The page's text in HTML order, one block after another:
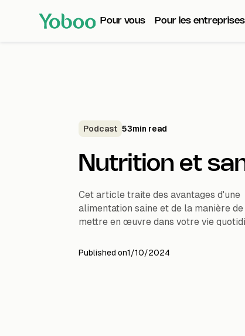
Pour vous Pour les entreprises
Podcast 53min read
Nutrition et
Cet article traite des avantages d'une
alimentation saine et de la manière
mettre en œuvre dans votre vie
Published on1/10/2024